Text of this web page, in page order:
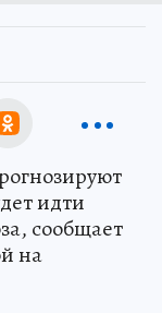
идти
сообщает
на